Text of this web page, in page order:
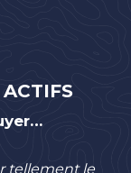
tellement le